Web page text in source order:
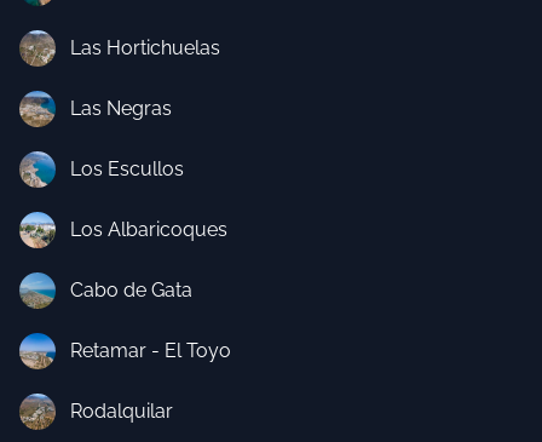
Las Hortichuelas
Las Negras
Los Escullos
Los Albaricoques
Cabo de Gata
Retamar - El Toyo
Rodalquilar